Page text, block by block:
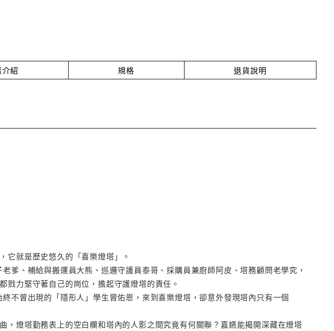
紹 規格 退貨說明
它就是歷史悠久的「喜樂燈塔」。
爹、補給與搬運員大熊、巡邏守護員泰哥、採購員兼廚師阿皮、塔務顧問老學究，
戮力堅守著自己的崗位，擔起守護燈塔的責任。
不曾出現的「隱形人」學生曾佑恩，來到喜樂燈塔，卻意外發現塔內只有一個
，燈塔勤務表上的空白欄和塔內的人影之間究竟有何關聯？嘉嬿能揭開深藏在燈塔